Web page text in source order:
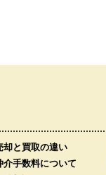
却と買取の違い
介手数料について